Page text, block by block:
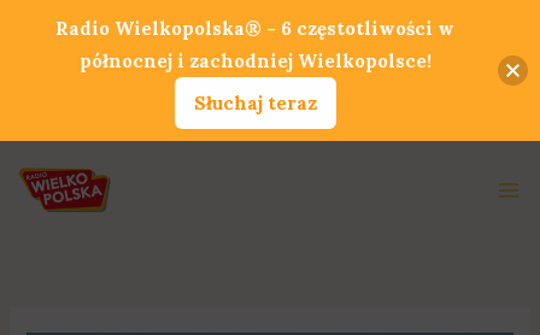
Radio Wielkopolska® - 6 częstotliwości w
północnej i zachodniej Wielkopolsce!
Słuchaj teraz